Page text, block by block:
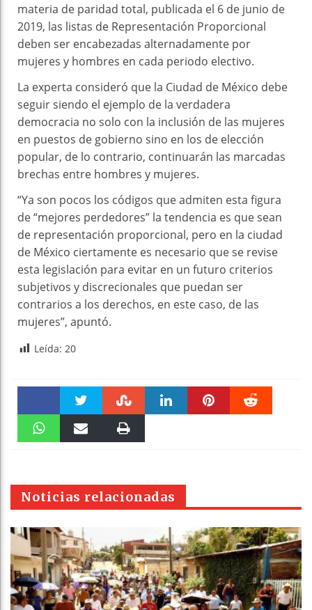
materia de paridad total, publicada el 6 de junio de
2019, las listas de Representación Proporcional
deben ser encabezadas alternadamente por
mujeres y hombres en cada periodo electivo.
La experta consideró que la Ciudad de México debe
seguir siendo el ejemplo de la verdadera
democracia no solo con la inclusión de las mujeres
en puestos de gobierno sino en los de elección
popular, de lo contrario, continuarán las marcadas
brechas entre hombres y mujeres.
“Ya son pocos los códigos que admiten esta figura
de “mejores perdedores” la tendencia es que sean
de representación proporcional, pero en la ciudad
de México ciertamente es necesario que se revise
esta legislación para evitar en un futuro criterios
subjetivos y discrecionales que puedan ser
contrarios a los derechos, en este caso, de las
mujeres”, apuntó.
Leída: 20
Faceboo Twitter Stumble
pt
Noticias relacionadas